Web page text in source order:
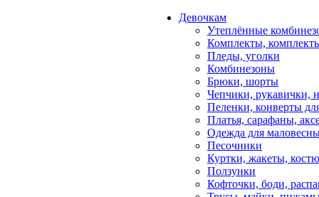
Девочкам
Утеплённые
Комплекты,
Пледы, уголки
Комбинезоны
Брюки, шорты
Чепчики, рукавички,
Пеленки, конверты
Платья, сарафаны,
Одежда для
Песочники
Куртки, жакеты,
Ползунки
Кофточки, боди,